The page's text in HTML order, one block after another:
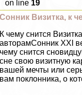
on line 19
Сонник Визитка, к
К чему снится
авторамСонник XXI
чему снится
сне свою визитную
вашей мечты или
вам поклонника, о